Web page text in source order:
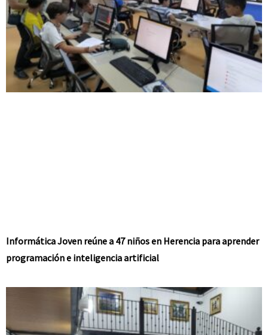
Informática Joven reúne a 47 niños en Herencia para aprender
programación e inteligencia artificial